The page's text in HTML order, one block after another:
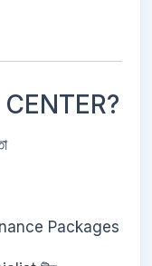
Packages